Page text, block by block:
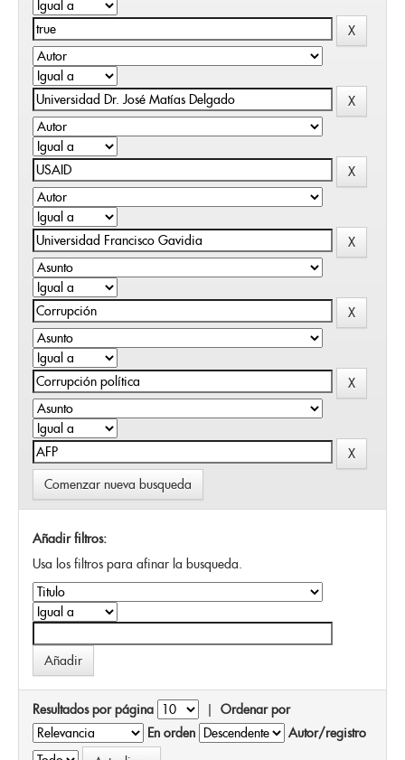
Comenzar nueva busqueda
Añadir filtros:
Usa los filtros para afinar la busqueda.
Resultados por página | Ordenar por
En orden
Autor/registro